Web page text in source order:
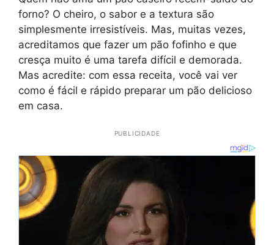
forno? O cheiro, o sabor e a textura são
simplesmente irresistíveis. Mas, muitas vezes,
acreditamos que fazer um pão fofinho e que
cresça muito é uma tarefa difícil e demorada.
Mas acredite: com essa receita, você vai ver
como é fácil e rápido preparar um pão delicioso
em casa.
PUBLICIDADE